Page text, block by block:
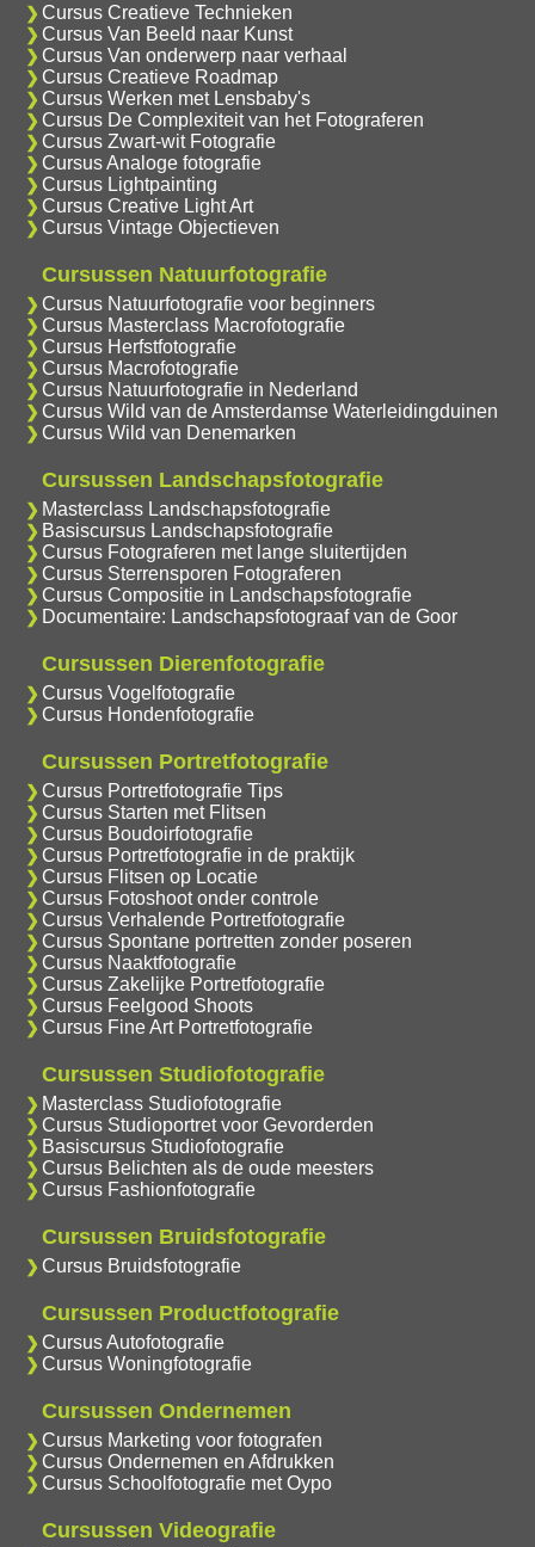
Cursus Creatieve Technieken
Cursus Van Beeld naar Kunst
Cursus Van onderwerp naar verhaal
Cursus Creatieve Roadmap
Cursus Werken met Lensbaby's
Cursus De Complexiteit van het Fotograferen
Cursus Zwart-wit Fotografie
Cursus Analoge fotografie
Cursus Lightpainting
Cursus Creative Light Art
Cursus Vintage Objectieven
Cursussen Natuurfotografie
Cursus Natuurfotografie voor beginners
Cursus Masterclass Macrofotografie
Cursus Herfstfotografie
Cursus Macrofotografie
Cursus Natuurfotografie in Nederland
Cursus Wild van de Amsterdamse Waterleidingduinen
Cursus Wild van Denemarken
Cursussen Landschapsfotografie
Masterclass Landschapsfotografie
Basiscursus Landschapsfotografie
Cursus Fotograferen met lange sluitertijden
Cursus Sterrensporen Fotograferen
Cursus Compositie in Landschapsfotografie
Documentaire: Landschapsfotograaf van de Goor
Cursussen Dierenfotografie
Cursus Vogelfotografie
Cursus Hondenfotografie
Cursussen Portretfotografie
Cursus Portretfotografie Tips
Cursus Starten met Flitsen
Cursus Boudoirfotografie
Cursus Portretfotografie in de praktijk
Cursus Flitsen op Locatie
Cursus Fotoshoot onder controle
Cursus Verhalende Portretfotografie
Cursus Spontane portretten zonder poseren
Cursus Naaktfotografie
Cursus Zakelijke Portretfotografie
Cursus Feelgood Shoots
Cursus Fine Art Portretfotografie
Cursussen Studiofotografie
Masterclass Studiofotografie
Cursus Studioportret voor Gevorderden
Basiscursus Studiofotografie
Cursus Belichten als de oude meesters
Cursus Fashionfotografie
Cursussen Bruidsfotografie
Cursus Bruidsfotografie
Cursussen Productfotografie
Cursus Autofotografie
Cursus Woningfotografie
Cursussen Ondernemen
Cursus Marketing voor fotografen
Cursus Ondernemen en Afdrukken
Cursus Schoolfotografie met Oypo
Cursussen Videografie